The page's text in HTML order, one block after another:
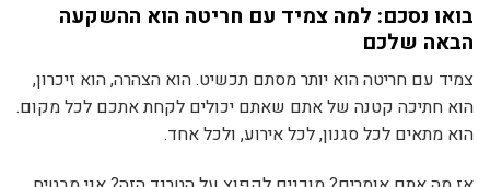
בואו נסכם: למה צמיד עם חריטה הוא ההשקעה
הבאה שלכם
צמיד עם חריטה הוא יותר מסתם תכשיט. הוא הצהרה, הוא זיכרון,
הוא חתיכה קטנה של אתם שאתם יכולים לקחת אתכם לכל מקום.
הוא מתאים לכל סגנון, לכל אירוע, ולכל אחד.